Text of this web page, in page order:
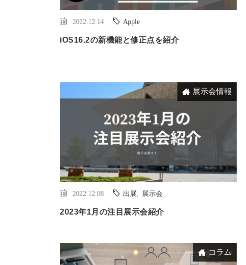
2022.12.14 Apple
iOS16.2の新機能と修正点を紹介
展示会情報
2022.12.08 出展 展示会
2023年1月の注目展示会紹介
コラム